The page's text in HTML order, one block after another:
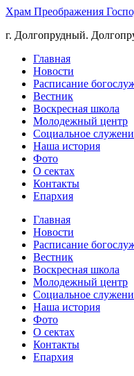
Храм Преображения
г. Долгопрудный.
Главная
Новости
Расписание
Вестник
Воскресная школа
Молодежный центр
Социальное
Наша история
Фото
О сектах
Контакты
Епархия
Главная
Новости
Расписание
Вестник
Воскресная школа
Молодежный центр
Социальное
Наша история
Фото
О сектах
Контакты
Епархия